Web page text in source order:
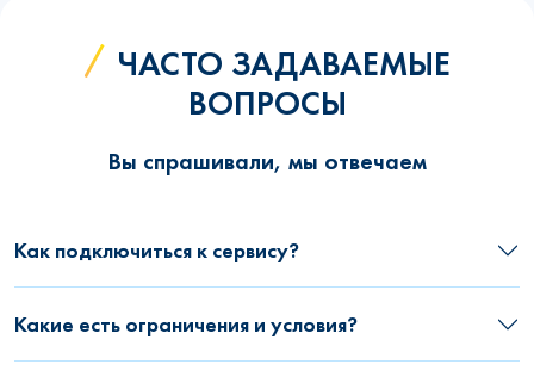
ЧАСТО ЗАДАВАЕМЫЕ
ВОПРОСЫ
Вы спрашивали, мы отвечаем
Как подключиться к сервису?
Какие есть ограничения и условия?